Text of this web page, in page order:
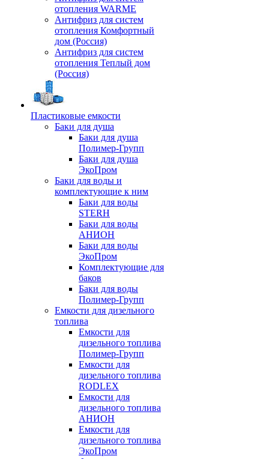
отопления WARME
Антифриз для систем
отопления Комфортный
дом (Россия)
Антифриз для систем
отопления Теплый дом
(Россия)
Пластиковые емкости
Баки для душа
Баки для душа
Полимер-Групп
Баки для душа
ЭкоПром
Баки для воды и
комплектующие к ним
Баки для воды
STERH
Баки для воды
АНИОН
Баки для воды
ЭкоПром
Комплектующие для
баков
Баки для воды
Полимер-Групп
Емкости для дизельного
топлива
Емкости для
дизельного топлива
Полимер-Групп
Емкости для
дизельного топлива
RODLEX
Емкости для
дизельного топлива
АНИОН
Емкости для
дизельного топлива
ЭкоПром